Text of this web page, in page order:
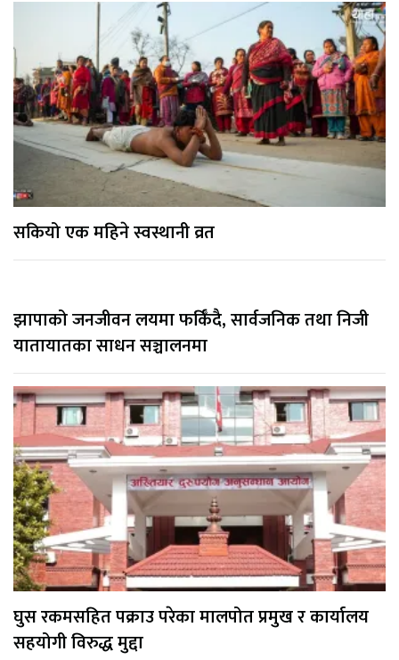
सकियो एक महिने स्वस्थानी व्रत
झापाको जनजीवन लयमा फर्किँदै, सार्वजनिक तथा निजी
यातायातका साधन सञ्चालनमा
घुस रकमसहित पक्राउ परेका मालपोत प्रमुख र कार्यालय
सहयोगी विरुद्ध मुद्दा